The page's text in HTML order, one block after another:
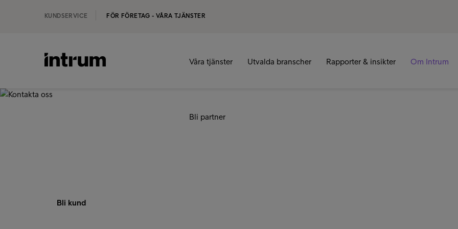
KUNDSERVICE FÖR FÖRETAG - VÅRA TJÄNSTER
Våra tjänster Utvalda branscher Rapporter & insikter Om Intrum
Bli partner
Bli kund